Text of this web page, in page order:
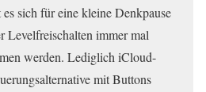
sich für eine kleine Denkpause
Levelfreischalten immer mal
werden. Lediglich iCloud-
mit Buttons